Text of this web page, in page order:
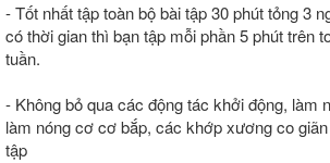
- Tốt nhất tập toàn bộ bài tập 30 phút tỏng 3
có thời gian thì bạn tập mỗi phần 5 phút trên
tuần.
- Không bỏ qua các động tác khởi động, làm
làm nóng cơ cơ bắp, các khớp xương co
tập